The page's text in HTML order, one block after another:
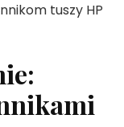
tuszy HP